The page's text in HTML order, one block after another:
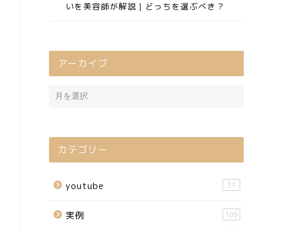
いを美容師が解説｜どっちを選ぶべき？
アーカイブ
カテゴリー
youtube 37
実例 109